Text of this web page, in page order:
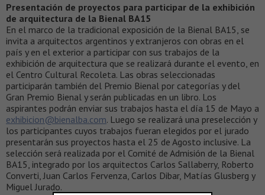
Presentación de proyectos para participar de la exhibición
de arquitectura de la Bienal BA15
En el marco de la tradicional exposición de la Bienal BA15, se
invita a arquitectos argentinos y extranjeros con obras en el
país y en el exterior a participar con sus trabajos de la
exhibición de arquitectura que se realizará durante el evento, en
el Centro Cultural Recoleta. Las obras seleccionadas
participarán también del Premio Bienal por categorías y del
Gran Premio Bienal y serán publicadas en un libro. Los
aspirantes podrán enviar sus trabajos hasta el día 15 de Mayo a
exhibicion@bienalba.com. Luego se realizará una preselección y
los participantes cuyos trabajos fueran elegidos por el jurado
presentarán sus proyectos hasta el 25 de Agosto inclusive. La
selección será realizada por el Comité de Admisión de la Bienal
BA15, integrado por los arquitectos Carlos Sallaberry, Roberto
Converti, Juan Carlos Fervenza, Carlos Dibar, Matías Glusberg y
Miguel Jurado.